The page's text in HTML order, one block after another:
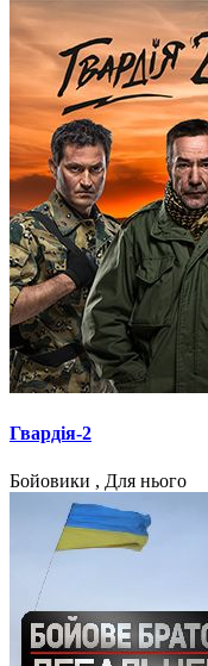
Гвардія-2
Бойовики , Для нього